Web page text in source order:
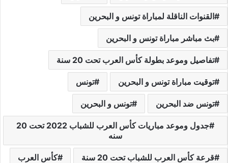
القنوات الناقلة لمباراة تونس و البحرين
بث مباشر مباراة تونس و البحرين
تفاصيل وموعد بطولة كأس العرب تحت 20 سنة
توقيت مباراة تونس و البحرين تونس
تونس ضد البحرين تونس و البحرين
جدول وموعد مباريات كأس العرب للشباب 2022 تحت 20
سنه
قرعة كأس العرب للشباب تحت 20 سنة كأس العرب